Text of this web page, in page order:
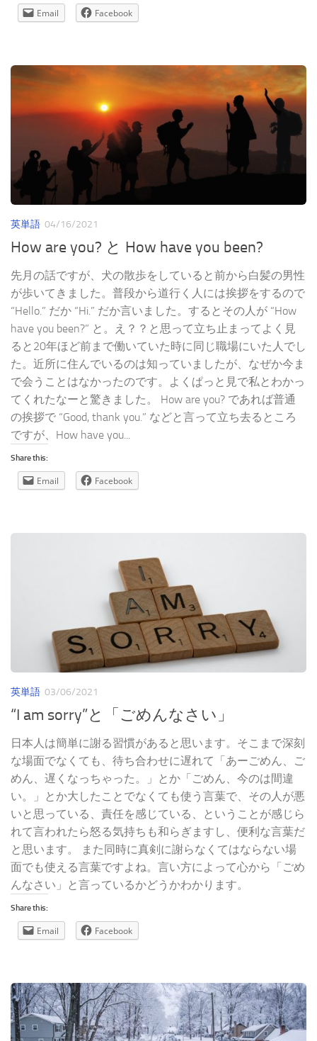
Email Facebook
英単語 04/16/2021
How are you? と How have you been?
先月の話ですが、犬の散歩をしていると前から白髪の男性
が歩いてきました。普段から道行く人には挨拶をするので
“Hello.” だか “Hi.” だか言いました。するとその人が “How
have you been?” と。え？？と思って立ち止まってよく見
ると20年ほど前まで働いていた時に同じ職場にいた人でし
た。近所に住んでいるのは知っていましたが、なぜか今ま
で会うことはなかったのです。よくぱっと見で私とわかっ
てくれたなーと驚きました。 How are you? であれば普通
の挨拶で “Good, thank you.” などと言って立ち去るところ
ですが、How have you...
Share this:
Email Facebook
英単語 03/06/2021
“I am sorry”と「ごめんなさい」
日本人は簡単に謝る習慣があると思います。そこまで深刻
な場面でなくても、待ち合わせに遅れて「あーごめん、ご
めん、遅くなっちゃった。」とか「ごめん、今のは間違
い。」とか大したことでなくても使う言葉で、その人が悪
いと思っている、責任を感じている、ということが感じら
れて言われたら怒る気持ちも和らぎますし、便利な言葉だ
と思います。 また同時に真剣に謝らなくてはならない場
面でも使える言葉ですよね。言い方によって心から「ごめ
んなさい」と言っているかどうかわかります。
Share this:
Email Facebook